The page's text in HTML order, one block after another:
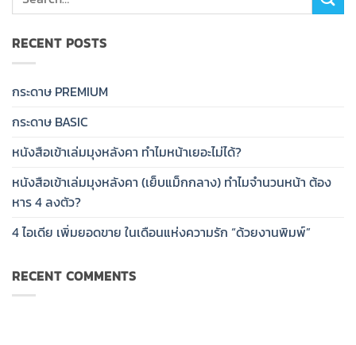
RECENT POSTS
กระดาษ PREMIUM
กระดาษ BASIC
หนังสือเข้าเล่มมุงหลังคา ทำไมหน้าเยอะไม่ได้?
หนังสือเข้าเล่มมุงหลังคา (เย็บแม็กกลาง) ทำไมจำนวนหน้า ต้อง
หาร 4 ลงตัว?
4 ไอเดีย เพิ่มยอดขาย ในเดือนแห่งความรัก “ด้วยงานพิมพ์”
RECENT COMMENTS